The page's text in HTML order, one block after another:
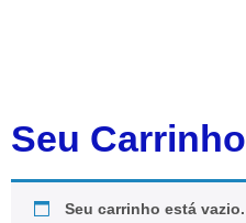
Seu Carrinho
Seu carrinho está vazio.